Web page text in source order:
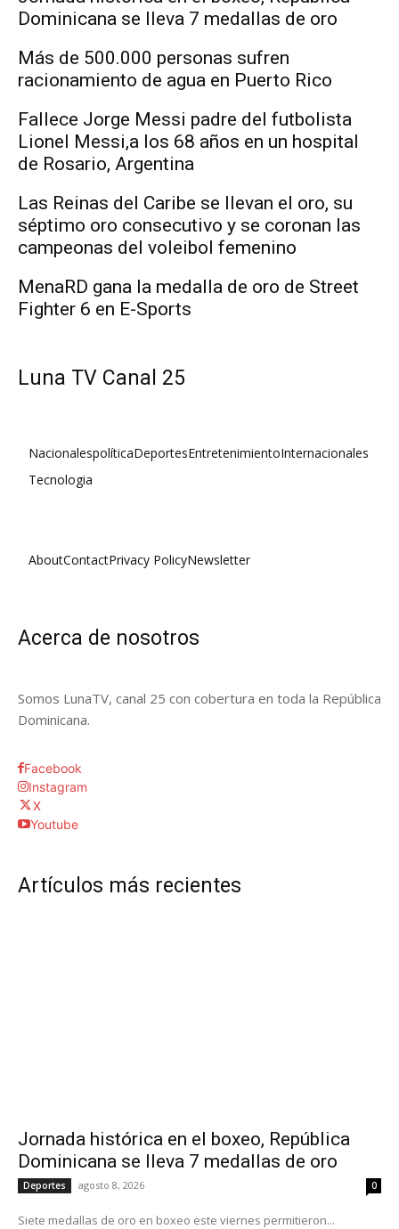
Dominicana se lleva 7 medallas de oro
Más de 500.000 personas sufren
racionamiento de agua en Puerto Rico
Fallece Jorge Messi padre del futbolista
Lionel Messi,a los 68 años en un hospital
de Rosario, Argentina
Las Reinas del Caribe se llevan el oro, su
séptimo oro consecutivo y se coronan las
campeonas del voleibol femenino
MenaRD gana la medalla de oro de Street
Fighter 6 en E-Sports
Luna TV Canal 25
NacionalespolíticaDeportesEntretenimientoInternacionales
Tecnologia
AboutContactPrivacy PolicyNewsletter
Acerca de nosotros
Somos LunaTV, canal 25 con cobertura en toda la República
Dominicana.
Facebook
Instagram
X
Youtube
Artículos más recientes
Jornada histórica en el boxeo, República
Dominicana se lleva 7 medallas de oro
Deportes agosto 8, 2026 0
Siete medallas de oro en boxeo este viernes permitieron...